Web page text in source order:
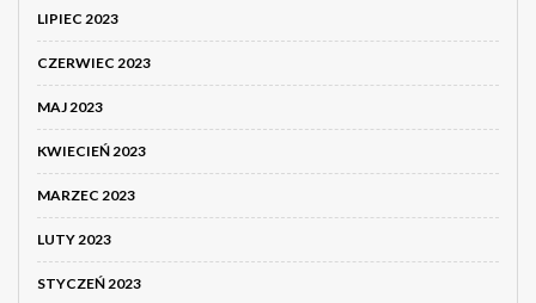
LIPIEC 2023
CZERWIEC 2023
MAJ 2023
KWIECIEŃ 2023
MARZEC 2023
LUTY 2023
STYCZEŃ 2023